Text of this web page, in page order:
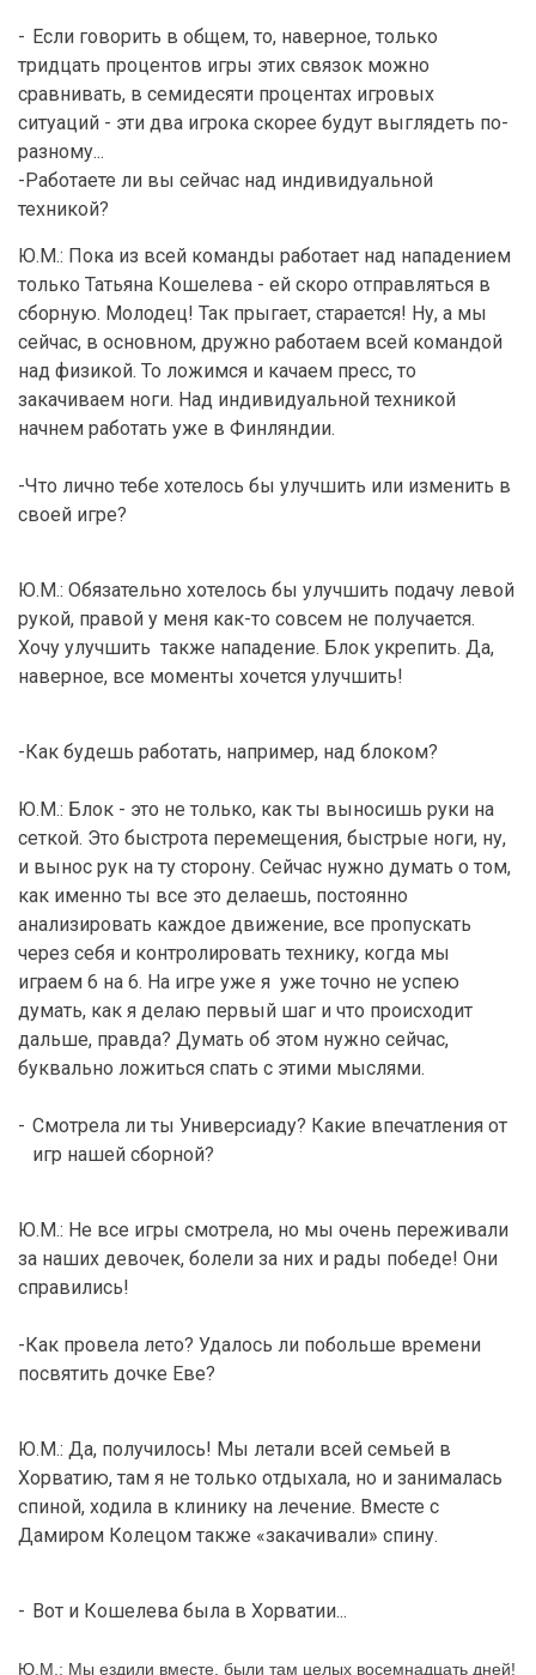
- Если говорить в общем, то, наверное, только
тридцать процентов игры этих связок можно
сравнивать, в семидесяти процентах игровых
ситуаций - эти два игрока скорее будут выглядеть по-
разному...
-Работаете ли вы сейчас над индивидуальной
техникой?
Ю.М.: Пока из всей команды работает над нападением
только Татьяна Кошелева - ей скоро отправляться в
сборную. Молодец! Так прыгает, старается! Ну, а мы
сейчас, в основном, дружно работаем всей командой
над физикой. То ложимся и качаем пресс, то
закачиваем ноги. Над индивидуальной техникой
начнем работать уже в Финляндии.
-Что лично тебе хотелось бы улучшить или изменить в
своей игре?
Ю.М.: Обязательно хотелось бы улучшить подачу левой
рукой, правой у меня как-то совсем не получается.
Хочу улучшить также нападение. Блок укрепить. Да,
наверное, все моменты хочется улучшить!
-Как будешь работать, например, над блоком?
Ю.М.: Блок - это не только, как ты выносишь руки на
сеткой. Это быстрота перемещения, быстрые ноги, ну,
и вынос рук на ту сторону. Сейчас нужно думать о том,
как именно ты все это делаешь, постоянно
анализировать каждое движение, все пропускать
через себя и контролировать технику, когда мы
играем 6 на 6. На игре уже я уже точно не успею
думать, как я делаю первый шаг и что происходит
дальше, правда? Думать об этом нужно сейчас,
буквально ложиться спать с этими мыслями.
- Смотрела ли ты Универсиаду? Какие впечатления от
игр нашей сборной?
Ю.М.: Не все игры смотрела, но мы очень переживали
за наших девочек, болели за них и рады победе! Они
справились!
-Как провела лето? Удалось ли побольше времени
посвятить дочке Еве?
Ю.М.: Да, получилось! Мы летали всей семьей в
Хорватию, там я не только отдыхала, но и занималась
спиной, ходила в клинику на лечение. Вместе с
Дамиром Колецом также «закачивали» спину.
- Вот и Кошелева была в Хорватии...
Ю.М.: Мы ездили вместе, были там целых восемнадцать дней!